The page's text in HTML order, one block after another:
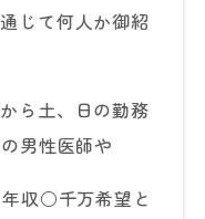
じて何人か御紹
ら土、日の勤務
男性医師や
収○千万希望と